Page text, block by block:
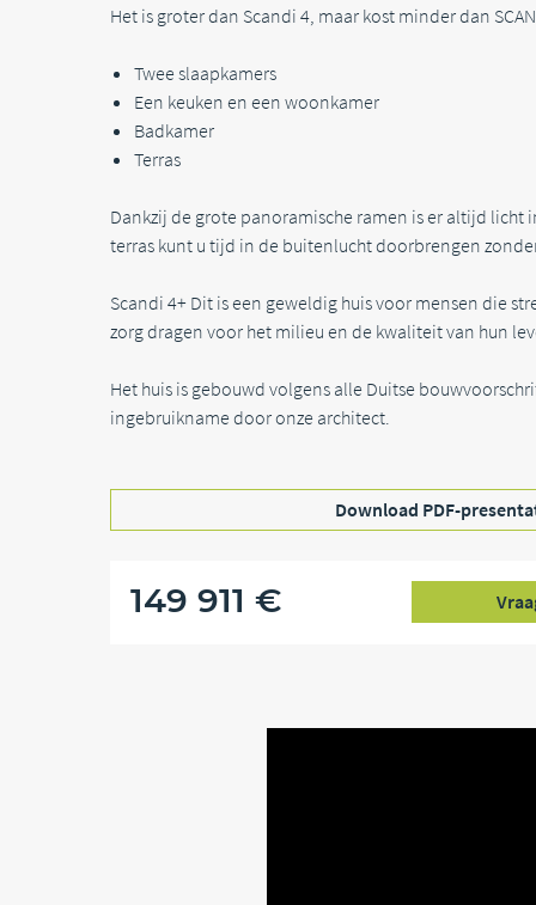
Download PDF-
149 911 €
Het is groter dan Scandi 4, maar kost minder dan
Twee slaapkamers
Een keuken en een woonkamer
Badkamer
Terras
Dankzij de grote panoramische ramen is er altijd licht
terras kunt u tijd in de buitenlucht doorbrengen
Scandi 4+ Dit is een geweldig huis voor mensen die
zorg dragen voor het milieu en de kwaliteit van hun
Het huis is gebouwd volgens alle Duitse
ingebruikname door onze architect.